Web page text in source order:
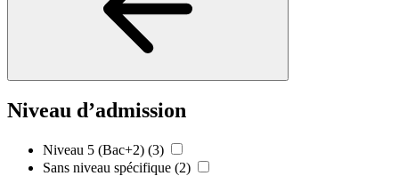
Niveau d’admission
Niveau 5 (Bac+2) (3)
Sans niveau spécifique (2)